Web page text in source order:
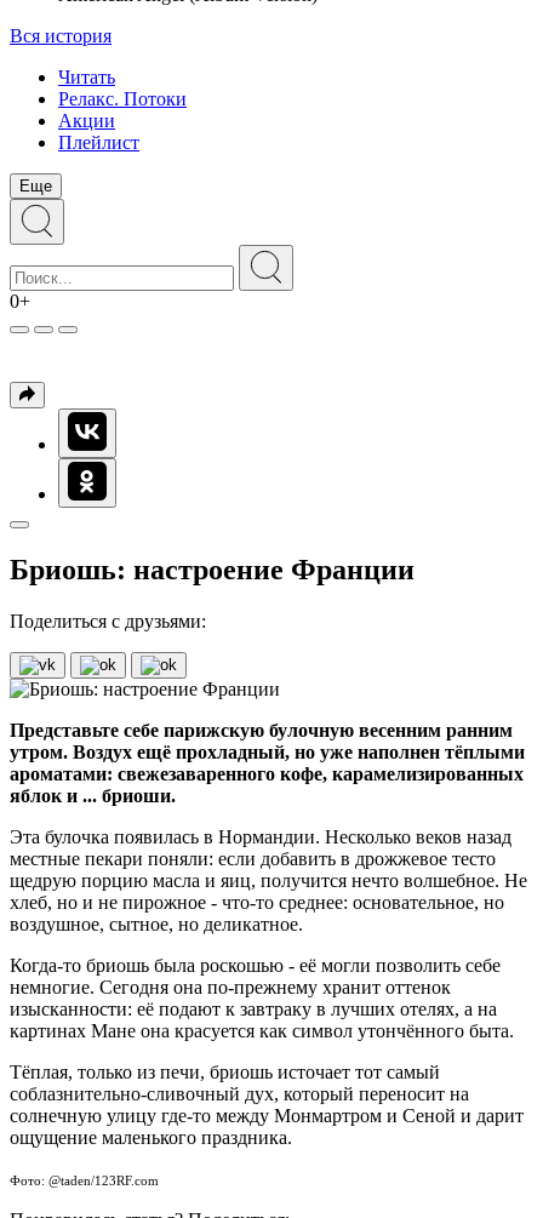
Вся история
Читать
Релакс. Потоки
Акции
Плейлист
Еще
0+
Бриошь: настроение Франции
Поделиться с друзьями:
Представьте себе парижскую булочную весенним ранним
утром. Воздух ещё прохладный, но уже наполнен тёплыми
ароматами: свежезаваренного кофе, карамелизированных
яблок и ... бриоши.
Эта булочка появилась в Нормандии. Несколько веков назад
местные пекари поняли: если добавить в дрожжевое тесто
щедрую порцию масла и яиц, получится нечто волшебное. Не
хлеб, но и не пирожное - что‑то среднее: основательное, но
воздушное, сытное, но деликатное.
Когда‑то бриошь была роскошью - её могли позволить себе
немногие. Сегодня она по‑прежнему хранит оттенок
изысканности: её подают к завтраку в лучших отелях, а на
картинах Мане она красуется как символ утончённого быта.
Тёплая, только из печи, бриошь источает тот самый
соблазнительно-сливочный дух, который переносит на
солнечную улицу где‑то между Монмартром и Сеной и дарит
ощущение маленького праздника.
Фото: @taden/123RF.com